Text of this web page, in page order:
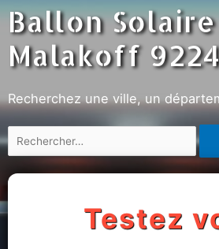
Ballon Solaire
Malakoff
Recherchez une ville, un
Testez